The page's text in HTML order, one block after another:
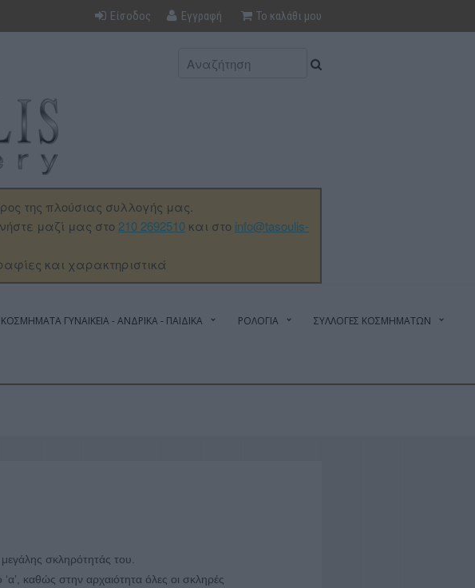
Είσοδος Εγγραφή Το καλάθι μου
της πλούσιας συλλογής μας.
μαζί μας στο 210 2692510 και στο info@tasoulis-
και χαρακτηριστικά
ΚΟΣΜΗΜΑΤΑ ΓΥΝΑΙΚΕΙΑ - ΑΝΔΡΙΚΑ - ΠΑΙΔΙΚΑ ΡΟΛΟΓΙΑ ΣΥΛΛΟΓΕΣ ΚΟΣΜΗΜΑΤΩΝ
σκληρότητάς του.
‘α’, καθώς στην αρχαιότητα όλες οι σκληρές